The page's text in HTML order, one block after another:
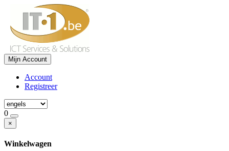
Mijn Account
Account
Registreer
0
×
Winkelwagen